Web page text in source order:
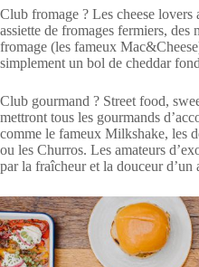
Club fromage ? Les cheese
assiette de fromages fermiers, des
fromage (les fameux
simplement un bol de cheddar
Club gourmand ? Street food,
mettront tous les gourmands
comme le fameux Milkshake, les
ou les Churros. Les amateurs
par la fraîcheur et la douceur d’un